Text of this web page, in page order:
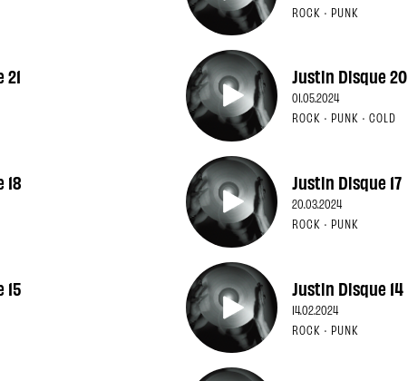
ROCK · PUNK
Justin Disque 20
01.05.2024
ROCK · PUNK · COLD
Justin Disque 17
20.03.2024
ROCK · PUNK
Justin Disque 14
14.02.2024
ROCK · PUNK